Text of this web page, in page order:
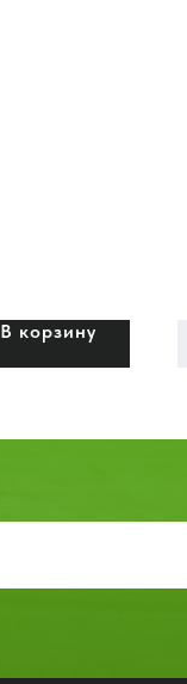
В корзину